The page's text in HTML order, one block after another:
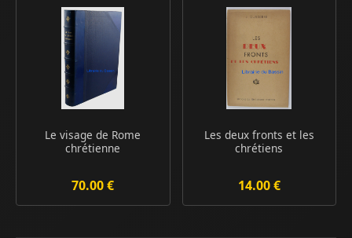
Le visage de Rome
chrétienne
70.00 €
Les deux fronts et les
chrétiens
14.00 €